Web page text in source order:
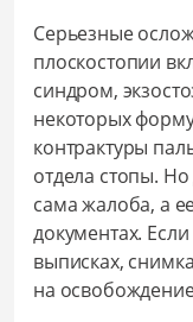
Серьезные
плоскостопии
синдром,
некоторых
контрактуры
отдела стопы.
сама жалоба, а
документах.
выписках,
на